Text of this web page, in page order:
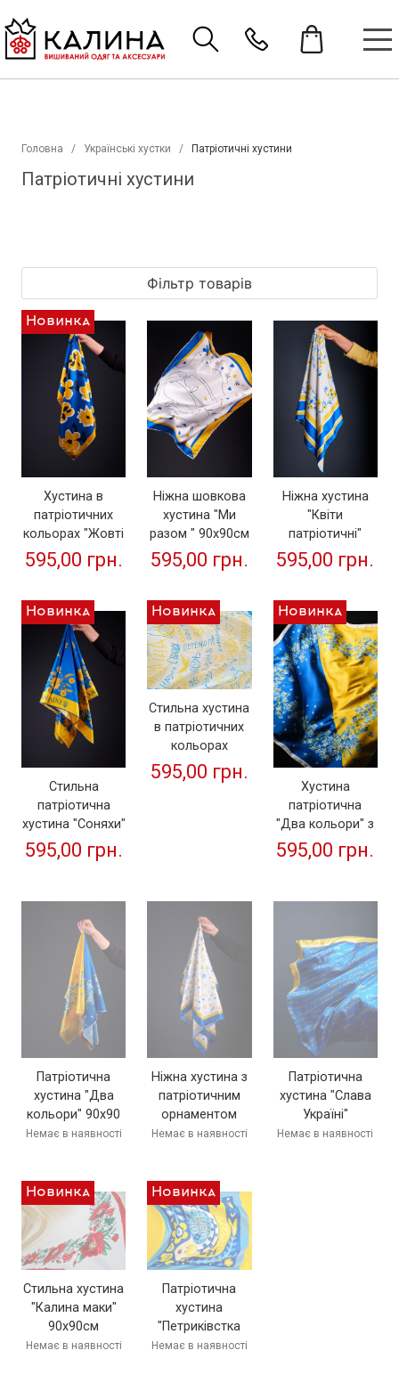
Головна Українські хустки Патріотичні хустини
Патріотичні хустини
Фільтр товарів
Новинка
Хустина в
патріотичних
кольорах "Жовті
квіти ", 90х90см
595,00 грн.
Ніжна шовкова
хустина "Ми
разом " 90х90см
595,00 грн.
Ніжна хустина
"Квіти
патріотичні"
595,00 грн.
Новинка
Стильна
патріотична
хустина "Соняхи"
(на синьому)
595,00 грн.
Новинка
Стильна хустина
в патріотичних
кольорах
"Слова" 90х90см
595,00 грн.
Новинка
Хустина
патріотична
"Два кольори" з
квітами
595,00 грн.
Патріотична
хустина "Два
кольори" 90х90
см
Немає в наявності
Ніжна хустина з
патріотичним
орнаментом
"Квітковий мікс"
Немає в наявності
Патріотична
хустина "Слава
Україні"
Немає в наявності
Новинка
Стильна хустина
"Калина маки"
90х90см
Немає в наявності
Новинка
Патріотична
хустина
"Петриківстка
пташка" 90х90см
Немає в наявності